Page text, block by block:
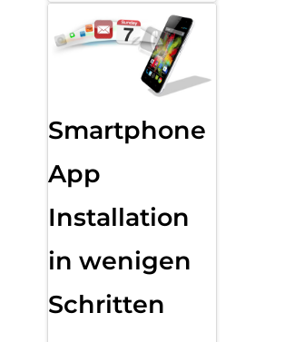
Smartphone
App
Installation
in wenigen
Schritten